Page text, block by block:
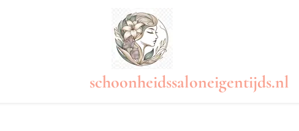
schoonheidssaloneigentijds.nl